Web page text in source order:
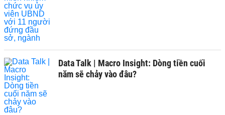
Data Talk | Macro Insight: Dòng tiền cuối
năm sẽ chảy vào đâu?